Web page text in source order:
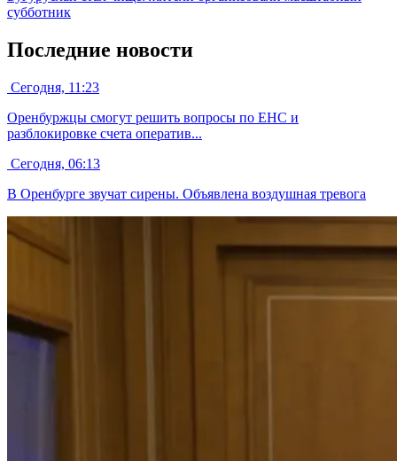
субботник
Последние новости
Сегодня, 11:23
Оренбуржцы смогут решить вопросы по ЕНС и
разблокировке счета оператив...
Сегодня, 06:13
В Оренбурге звучат сирены. Объявлена воздушная тревога